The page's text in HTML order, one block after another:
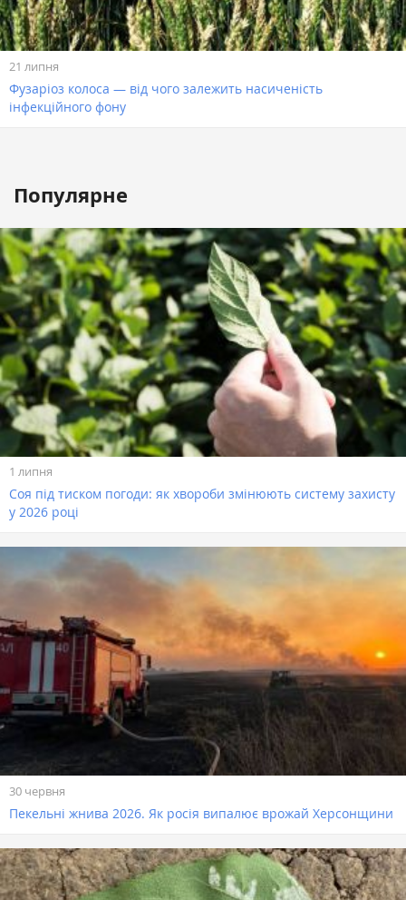
21 липня
Фузаріоз колоса — від чого залежить насиченість
інфекційного фону
Популярне
1 липня
Соя під тиском погоди: як хвороби змінюють систему захисту
у 2026 році
30 червня
Пекельні жнива 2026. Як росія випалює врожай Херсонщини